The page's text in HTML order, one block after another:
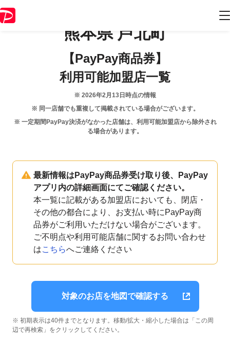
熊本県 芦北町
【PayPay商品券】
利用可能加盟店一覧
※ 2026年2月13日 時点の情報
※ 同一店舗でも重複して掲載されている場合がございます。
※ 一定期間PayPay決済がなかった店舗は、利用可能加盟店から除外され
る場合があります。
最新情報はPayPay商品券受け取り後、PayPay
アプリ内の詳細画面にてご確認ください。
本一覧に記載がある加盟店においても、閉店・
その他の都合により、お支払い時にPayPay商
品券がご利用いただけない場合がございます。
ご不明点や利用可能店舗に関するお問い合わせ
はこちらへご連絡ください
対象のお店を地図で確認する
※ 初期表示は40件までとなります。移動/拡大・縮小した場合は「この周
辺で再検索」をクリックしてください。